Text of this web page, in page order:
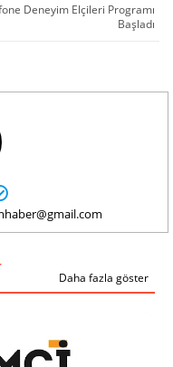
Deneyim Elçileri Programı
Başladı
Daha fazla göster